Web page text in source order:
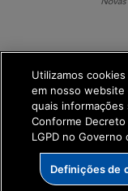
Transformação
get_footer();
Utilizamos
em nosso website
quais informações
Conforme
LGPD no
Definições de